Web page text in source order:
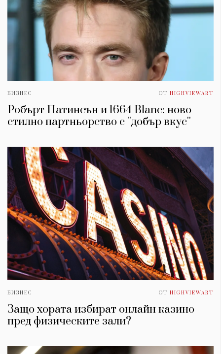
БИЗНЕС ОТ HIGHVIEWART
Робърт Патинсън и 1664 Blanc: ново
стилно партньорство с ''добър вкус''
БИЗНЕС ОТ HIGHVIEWART
Защо хората избират онлайн казино
пред физическите зали?